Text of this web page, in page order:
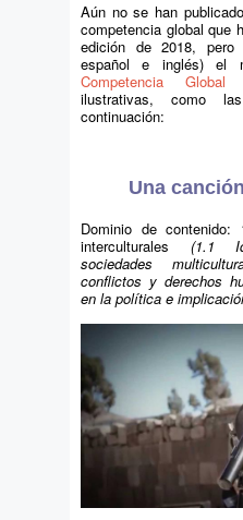
Aún no se han
competencia global que
edición de 2018,
español e inglés) el
Competencia Global
ilustrativas, como
continuación:
Una
Dominio de
interculturales (1.1
sociedades
conflictos y derechos
en la política e